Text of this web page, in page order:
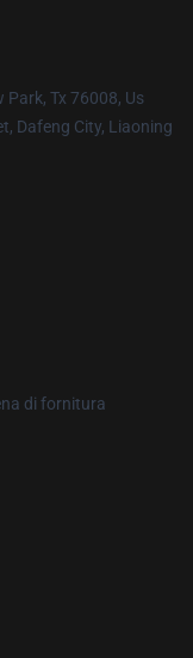
Park, Tx 76008, Us
Dafeng City, Liaoning
di fornitura